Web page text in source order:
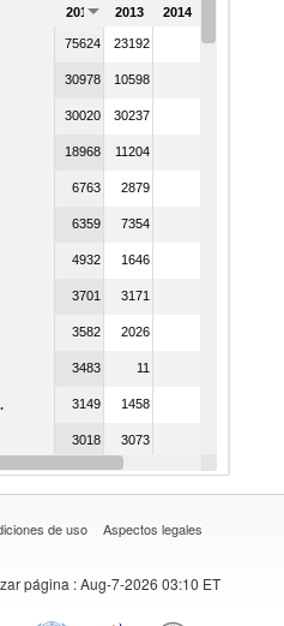
2012 2013 2014
75624 23192 43773
30978 10598
30020 30237
18968 11204
6763 2879
6359 7354
4932 1646
3701 3171
3582 2026
3483 11
3149 1458
3018 3073
2890 782 12207
de uso Aspectos legales
página : Aug-7-2026 03:10 ET